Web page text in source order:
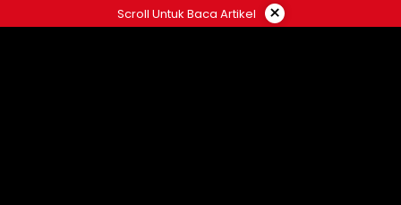
ke
Scroll Untuk Baca Artikel ×